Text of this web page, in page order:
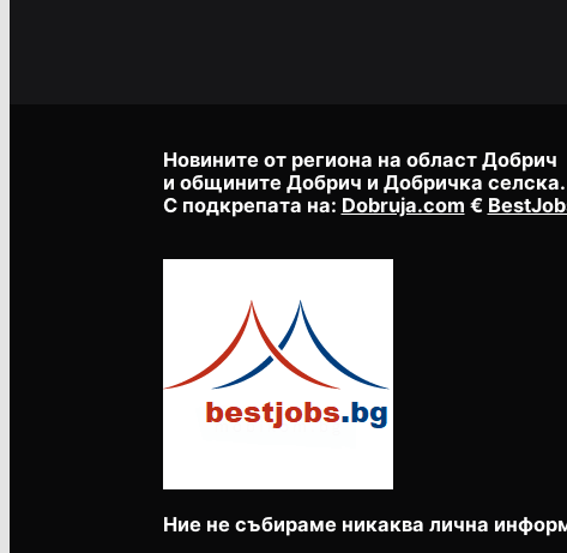
Новините от региона на област Добрич
и общините Добрич и Добричка селска.
С подкрепата на: Dobruja.com €
Ние не събираме никаква лична